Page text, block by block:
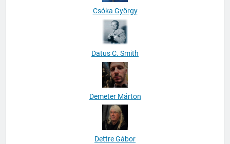
Csóka György
Datus C. Smith
Demeter Márton
Dettre Gábor